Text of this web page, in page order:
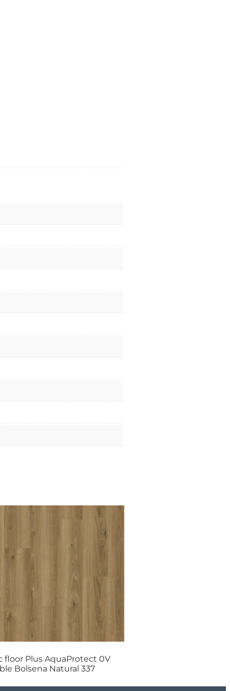
floor Plus AquaProtect 0V
Bolsena Natural 337